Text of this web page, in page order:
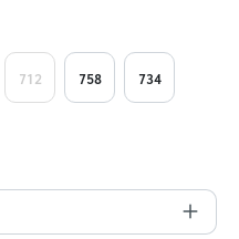
712 758 734
introduce la